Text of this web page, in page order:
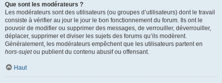
Que sont les modérateurs ?
Les modérateurs sont des utilisateurs (ou groupes d’utilisateurs) dont le travail
consiste à vérifier au jour le jour le bon fonctionnement du forum. Ils ont le
pouvoir de modifier ou supprimer des messages, de verrouiller, déverrouiller,
déplacer, supprimer et diviser les sujets des forums qu’ils modèrent.
Généralement, les modérateurs empêchent que les utilisateurs partent en
hors-sujetou publient du contenu abusif ou offensant.
Haut